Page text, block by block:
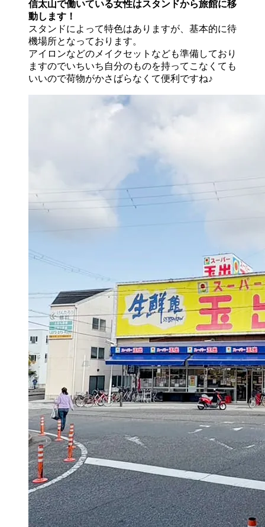
信太山で働いている女性はスタンドから旅館に移
動します！
スタンドによって特色はありますが、基本的に待
機場所となっております。
アイロンなどのメイクセットなども準備しており
ますのでいちいち自分のものを持ってこなくても
いいので荷物がかさばらなくて便利ですね♪